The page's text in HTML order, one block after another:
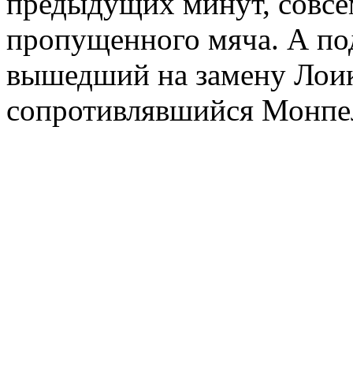
пропущенного мяча. А
вышедший на замену
сопротивлявшийся